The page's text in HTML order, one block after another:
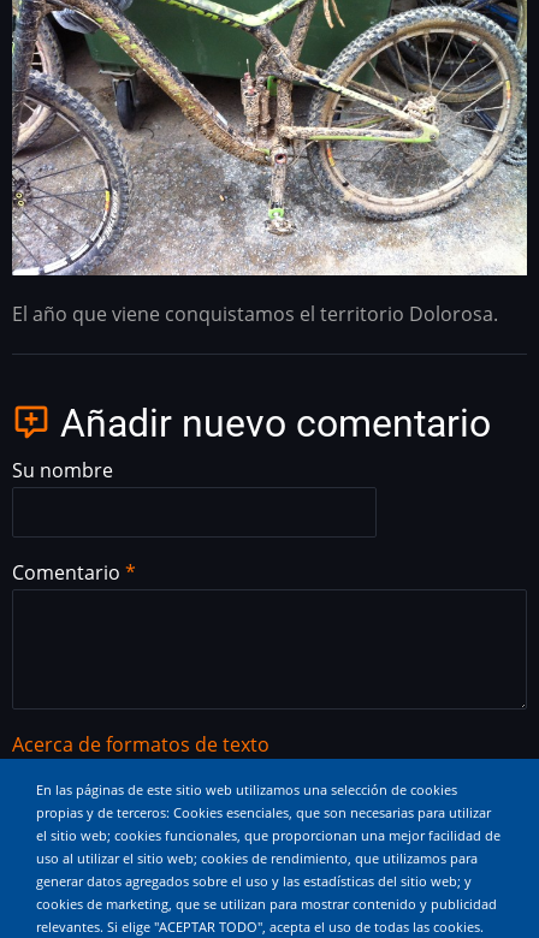
En las páginas de este sitio web utilizamos una selección de cookies
propias y de terceros: Cookies esenciales, que son necesarias para utilizar
el sitio web; cookies funcionales, que proporcionan una mejor facilidad de
uso al utilizar el sitio web; cookies de rendimiento, que utilizamos para
generar datos agregados sobre el uso y las estadísticas del sitio web; y
cookies de marketing, que se utilizan para mostrar contenido y publicidad
relevantes. Si elige "ACEPTAR TODO", acepta el uso de todas las cookies.
El año que viene conquistamos el territorio Dolorosa.
Añadir nuevo comentario
Su nombre
Comentario
Acerca de formatos de texto
Etiquetas HTML permitidas: <a href hreflang> <em>
<strong> <cite> <blockquote cite> <code> <ul type>
<ol start type> <li> <dl> <dt> <dd> <h2 id> <h3 id> <h4
id> <h5 id> <h6 id>
Saltos automáticos de líneas y de párrafos.